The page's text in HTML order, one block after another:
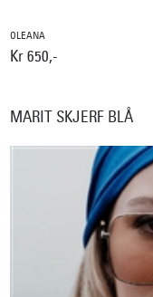
OLEANA
Kr 650,-
MARIT SKJERF BLÅ